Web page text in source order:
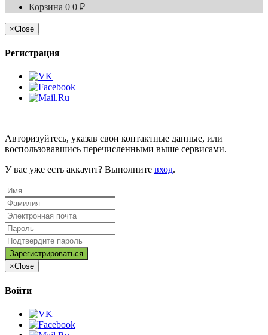
Корзина 0 0 ₽
×Close
Регистрация
Авторизуйтесь, указав свои контактные данные, или
воспользовавшись перечисленными выше сервисами.
У вас уже есть аккаунт? Выполните вход.
×Close
Войти